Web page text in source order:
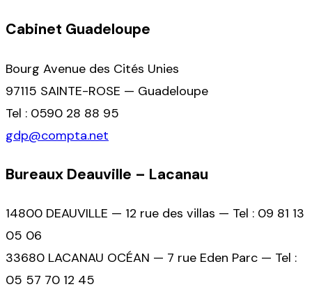
Cabinet Guadeloupe
Bourg Avenue des Cités Unies
97115 SAINTE-ROSE — Guadeloupe
Tel : 0590 28 88 95
gdp@compta.net
Bureaux Deauville – Lacanau
14800 DEAUVILLE — 12 rue des villas — Tel : 09 81 13
05 06
33680 LACANAU OCÉAN — 7 rue Eden Parc — Tel :
05 57 70 12 45